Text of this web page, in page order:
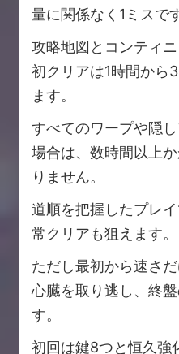
量に関係なく1ミスで
攻略地図とコンティ
初クリアは1時間から
ます。
すべてのワープや隠
場合は、数時間以上
りません。
道順を把握したプレ
常クリアも狙えます。
ただし最初から速さ
心臓を取り逃し、終
す。
初回は鍵8つと恒久強